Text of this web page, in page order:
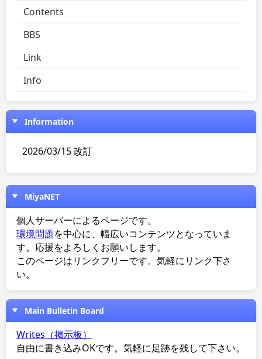
Contents
BBS
Link
Info
Information
2026/03/15 改訂
MiyaNET
個人サーバーによるページです。
環境問題を中心に、幅広いコンテンツとなっていま
す。応援をよろしくお願いします。
このページはリンクフリーです。気軽にリンク下さ
い。
Main Bulletin Board
Writes（掲示板）
自由に書き込みOKです。気軽に足跡を残して下さい。